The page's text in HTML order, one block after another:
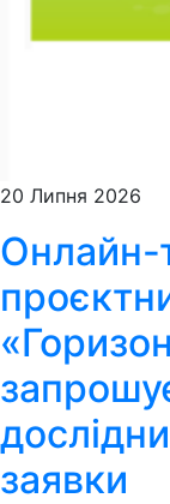
20 Липня 2026
Онлайн-
заявки